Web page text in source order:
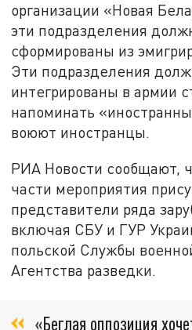
организации «Новая
эти подразделения
сформированы из
Эти подразделения
интегрированы в армии
напоминать
воюют иностранцы.
РИА Новости сообщают,
части мероприятия
представители ряда
включая СБУ и ГУР
польской Службы
Агентства разведки.
«Беглая оппозиция